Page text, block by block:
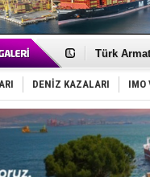
Türk
Deniz
DÖDER,
Fairline,
Baltık
Runit
Limana
Türk
Hüseyin
DENİZ KAZALARI IMO